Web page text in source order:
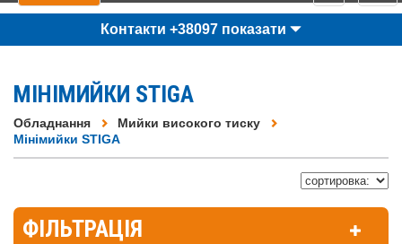
Контакти +38097 показати
МІНІМИЙКИ STIGA
Обладнання
Мийки високого тиску
Мінімийки STIGA
ФІЛЬТРАЦІЯ